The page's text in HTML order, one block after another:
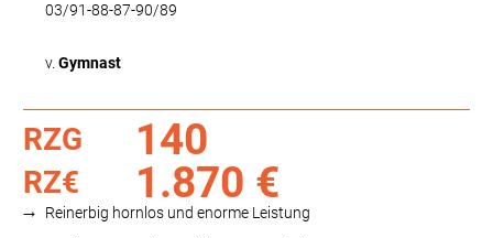
03/91-88-87-90/89
v. Gymnast
RZG 140
RZ€ 1.870 €
Reinerbig hornlos und enorme Leistung